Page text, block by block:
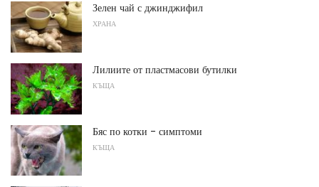
Зелен чай с джинджифил
ХРАНА
Лилиите от пластмасови бутилки
КЪЩА
Бяс по котки - симптоми
КЪЩА